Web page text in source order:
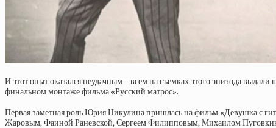
И этот опыт оказался неудачным – всем на съемках этого эпизода
финальном монтаже фильма «Русский матрос».
Первая заметная роль Юрия Никулина пришлась на фильм «Девушка с
Жаровым, Фаиной Раневской, Сергеем Филипповым, Михаилом